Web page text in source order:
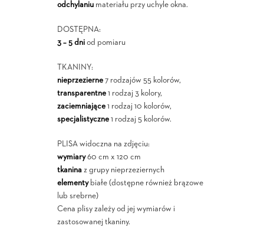
odchylaniumateriału przy uchyle okna.
DOSTĘPNA:
3 – 5 dniod pomiaru
TKANINY:
nieprzezierne7 rodzajów 55 kolorów,
transparentne1 rodzaj 3 kolory,
zaciemniające1 rodzaj 10 kolorów,
specjalistyczne1 rodzaj 5 kolorów.
PLISA widoczna na zdjęciu:
wymiary60 cm x 120 cm
tkaninaz grupy nieprzeziernych
elementybiałe (dostępne również brązowe
lub srebrne)
Cena plisy zależy od jej wymiarów i
zastosowanej tkaniny.